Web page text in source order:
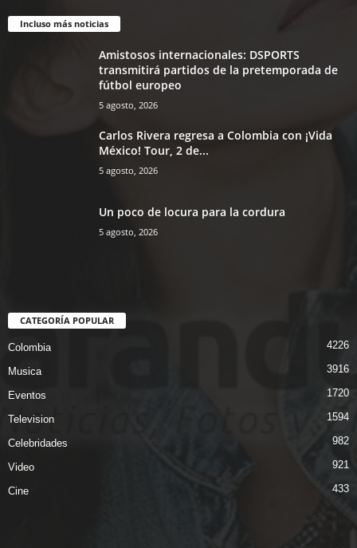
Incluso más noticias
Amistosos internacionales: DSPORTS
transmitirá partidos de la pretemporada de
fútbol europeo
5 agosto, 2026
Carlos Rivera regresa a Colombia con ¡Vida
México! Tour, 2 de...
5 agosto, 2026
Un poco de locura para la cordura
5 agosto, 2026
CATEGORÍA POPULAR
Colombia 4226
Musica 3916
Eventos 1720
Television 1594
Celebridades 982
Video 921
Cine 433